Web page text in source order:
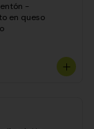
-
en queso